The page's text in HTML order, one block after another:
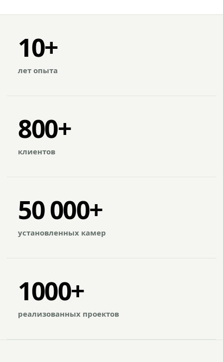
10+
лет опыта
800+
клиентов
50 000+
установленных камер
1000+
реализованных проектов